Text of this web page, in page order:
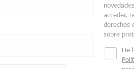
acceder,
derechos
sobre
He